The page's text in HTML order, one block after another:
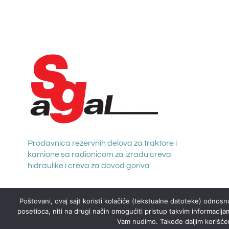
Prodavnica rezervnih delova za traktore i
kamione sa radionicom za izradu creva
hidraulike i creva za dovod goriva
Poštovani, ovaj sajt koristi kolačiće (tekstualne datoteke)
posetioca, niti na drugi način omogućiti pristup takvim
Vam nudimo. Takođe daljim